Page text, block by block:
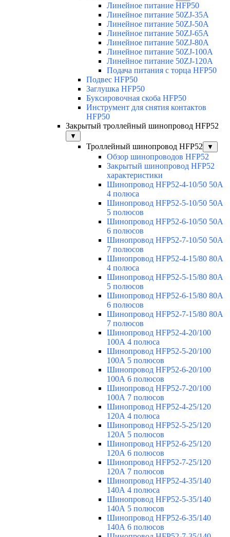
Линейное питание HFP50
Линейное питание 50ZJ-35A
Линейное питание 50ZJ-50A
Линейное питание 50ZJ-65A
Линейное питание 50ZJ-80A
Линейное питание 50ZJ-100A
Линейное питание 50ZJ-120A
Подача питания с торца HFP50
Подвес HFP50
Заглушка HFP50
Буксировочная скоба HFP50
Инструмент для снятия контактов
HFP50
Закрытый троллейный шинопровод HFP52
▼
Троллейный шинопровод HFP52 ▼
Обзор шинопроводов HFP52
Закрытый шинопровод HFP52
характеристики
Шинопровод HFP52-4-10/50 50A
4 полюса
Шинопровод HFP52-5-10/50 50А
5 полюсов
Шинопровод HFP52-6-10/50 50А
6 полюсов
Шинопровод HFP52-7-10/50 50А
7 полюсов
Шинопровод HFP52-4-15/80 80A
4 полюса
Шинопровод HFP52-5-15/80 80А
5 полюсов
Шинопровод HFP52-6-15/80 80А
6 полюсов
Шинопровод HFP52-7-15/80 80А
7 полюсов
Шинопровод HFP52-4-20/100
100А 4 полюса
Шинопровод HFP52-5-20/100
100А 5 полюсов
Шинопровод HFP52-6-20/100
100А 6 полюсов
Шинопровод HFP52-7-20/100
100А 7 полюсов
Шинопровод HFP52-4-25/120
120А 4 полюса
Шинопровод HFP52-5-25/120
120А 5 полюсов
Шинопровод HFP52-6-25/120
120А 6 полюсов
Шинопровод HFP52-7-25/120
120А 7 полюсов
Шинопровод HFP52-4-35/140
140А 4 полюса
Шинопровод HFP52-5-35/140
140А 5 полюсов
Шинопровод HFP52-6-35/140
140А 6 полюсов